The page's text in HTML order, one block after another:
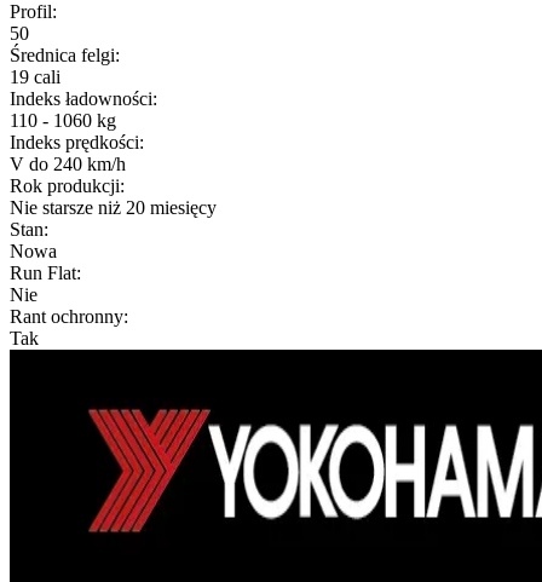
Profil:
50
Średnica felgi:
19 cali
Indeks ładowności:
110 - 1060 kg
Indeks prędkości:
V do 240 km/h
Rok produkcji:
Nie starsze niż 20 miesięcy
Stan:
Nowa
Run Flat:
Nie
Rant ochronny:
Tak